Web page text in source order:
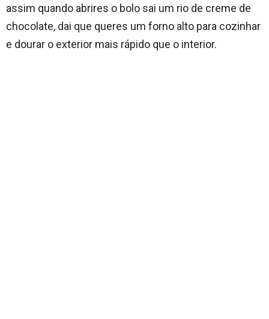
assim quando abrires o bolo sai um rio de creme de
chocolate, dai que queres um forno alto para cozinhar
e dourar o exterior mais rápido que o interior.